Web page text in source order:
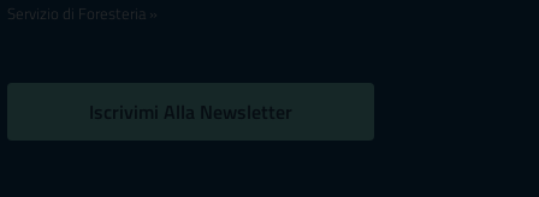
Servizio di Foresteria »
Iscrivimi Alla Newsletter